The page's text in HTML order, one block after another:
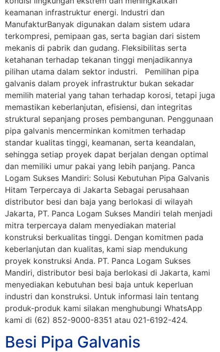
keamanan infrastruktur energi. Industri dan
ManufakturBanyak digunakan dalam sistem udara
terkompresi, pemipaan gas, serta bagian dari sistem
mekanis di pabrik dan gudang. Fleksibilitas serta
ketahanan terhadap tekanan tinggi menjadikannya
pilihan utama dalam sektor industri. Pemilihan pipa
galvanis dalam proyek infrastruktur bukan sekadar
memilih material yang tahan terhadap korosi, tetapi juga
memastikan keberlanjutan, efisiensi, dan integritas
struktural sepanjang proses pembangunan. Penggunaan
pipa galvanis mencerminkan komitmen terhadap
standar kualitas tinggi, keamanan, serta keandalan,
sehingga setiap proyek dapat berjalan dengan optimal
dan memiliki umur pakai yang lebih panjang. Panca
Logam Sukses Mandiri: Solusi Kebutuhan Pipa Galvanis
Hitam Terpercaya di Jakarta Sebagai perusahaan
distributor besi dan baja yang berlokasi di wilayah
Jakarta, PT. Panca Logam Sukses Mandiri telah menjadi
mitra terpercaya dalam menyediakan material
konstruksi berkualitas tinggi. Dengan komitmen pada
keberlanjutan dan kualitas, kami siap mendukung
proyek konstruksi Anda. PT. Panca Logam Sukses
Mandiri, distributor besi baja berlokasi di Jakarta, kami
menyediakan kebutuhan besi baja untuk keperluan
industri dan konstruksi. Untuk informasi lain tentang
produk-produk kami silakan menghubungi WhatsApp
kami di (62) 852-9000-8351 atau 021-6192-424.
Besi Pipa Galvanis